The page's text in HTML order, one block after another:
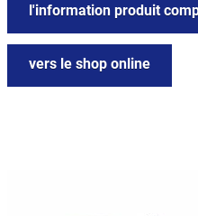
l'information produit
vers le shop online